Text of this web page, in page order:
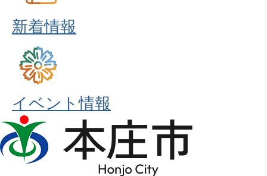
新着情報
イベント情報
本
庄